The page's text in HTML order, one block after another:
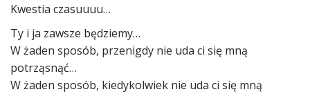
Kwestia czasuuuu…
Ty i ja zawsze będziemy…
W żaden sposób, przenigdy nie uda ci się mną
potrząsnąć…
W żaden sposób, kiedykolwiek nie uda ci się mną